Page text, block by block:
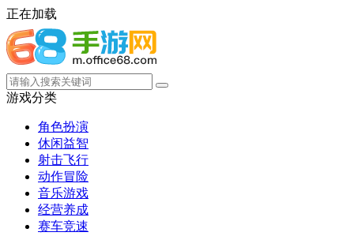
正在加载
游戏分类
角色扮演
休闲益智
射击飞行
动作冒险
音乐游戏
经营养成
赛车竞速